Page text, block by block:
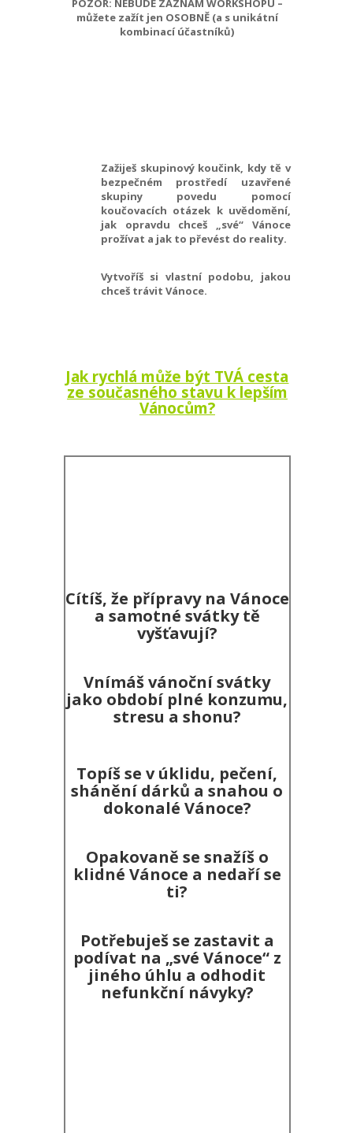
POZOR: NEBUDE ZÁZNAM WORKSHOPU –
můžete zažít jen OSOBNĚ (a s unikátní
kombinací účastníků)
Zažiješ skupinový koučink, kdy tě v
bezpečném prostředí uzavřené
skupiny povedu pomocí
koučovacích otázek k uvědomění,
jak opravdu chceš „své“ Vánoce
prožívat a jak to převést do reality.
Vytvoříš si vlastní podobu, jakou
chceš trávit Vánoce.
Jak rychlá může být TVÁ cesta
ze současného stavu k lepším
Vánocům?
Cítíš, že přípravy na Vánoce
a samotné svátky tě
vyšťavují?
Vnímáš vánoční svátky
jako období plné konzumu,
stresu a shonu?
Topíš se v úklidu, pečení,
shánění dárků a snahou o
dokonalé Vánoce?
Opakovaně se snažíš o
klidné Vánoce a nedaří se
ti?
Potřebuješ se zastavit a
podívat na „své Vánoce“ z
jiného úhlu a odhodit
nefunkční návyky?